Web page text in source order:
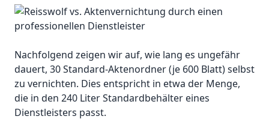
Nachfolgend zeigen wir auf, wie lang es ungefähr
dauert, 30 Standard-Aktenordner (je 600 Blatt) selbst
zu vernichten. Dies entspricht in etwa der Menge,
die in den 240 Liter Standardbehälter eines
Dienstleisters passt.